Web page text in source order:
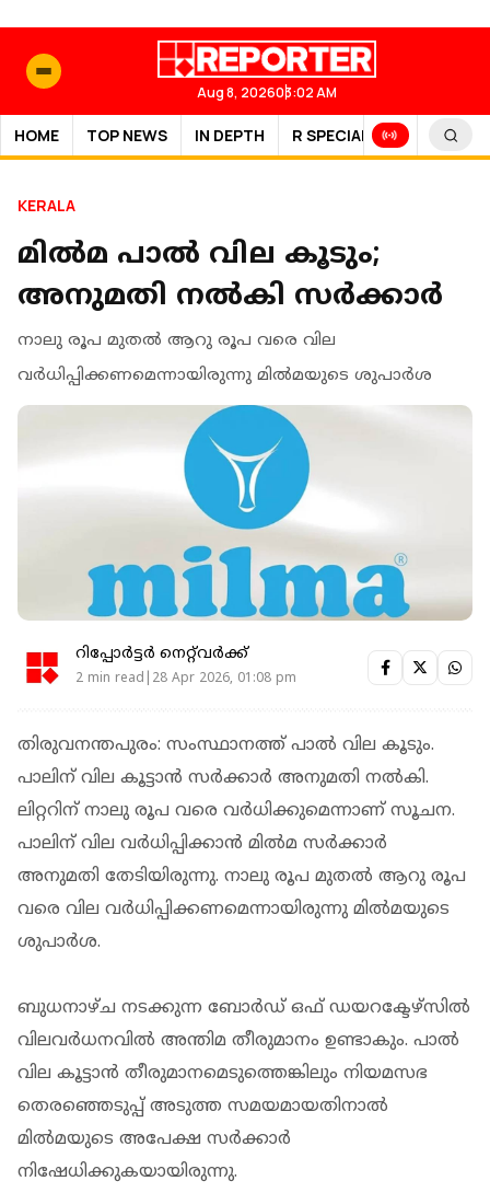
Aug 8, 202603:02 AM
HOME TOP NEWS IN DEPTH R SPECIAL SPORTS
KERALA
മിൽമ പാൽ വില കൂടും;
അനുമതി നൽകി സർക്കാർ
നാലു രൂപ മുതൽ ആറു രൂപ വരെ വില
വർധിപ്പിക്കണമെന്നായിരുന്നു മിൽമയുടെ ശുപാർശ
റിപ്പോർട്ടർ നെറ്റ്‌വര്‍ക്ക്‌
2 min read|28 Apr 2026, 01:08 pm
തിരുവനന്തപുരം: സംസ്ഥാനത്ത് പാൽ വില കൂടും.
പാലിന് വില കൂട്ടാൻ സർക്കാർ അനുമതി നൽകി.
ലിറ്ററിന് നാലു രൂപ വരെ വർധിക്കുമെന്നാണ് സൂചന.
പാലിന് വില വർധിപ്പിക്കാൻ മിൽമ സർക്കാർ
അനുമതി തേടിയിരുന്നു. നാലു രൂപ മുതൽ ആറു രൂപ
വരെ വില വർധിപ്പിക്കണമെന്നായിരുന്നു മിൽമയുടെ
ശുപാർശ.
ബുധനാഴ്ച നടക്കുന്ന ബോർഡ് ഒഫ് ഡയറക്ടേഴ്‌സിൽ
വിലവർധനവിൽ അന്തിമ തീരുമാനം ഉണ്ടാകും. പാൽ
വില കൂട്ടാൻ തീരുമാനമെടുത്തെങ്കിലും നിയമസഭ
തെരഞ്ഞെടുപ്പ് അടുത്ത സമയമായതിനാൽ
മിൽമയുടെ അപേക്ഷ സർക്കാർ
നിഷേധിക്കുകയായിരുന്നു.